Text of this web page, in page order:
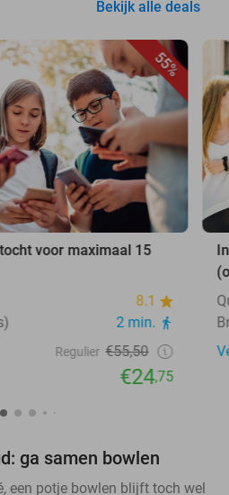
Bekijk alle deals
55%
voor maximaal 15
8.1
2 min.
Regulier €55,50
€24,75
ga samen bowlen
een potje bowlen blijft toch wel